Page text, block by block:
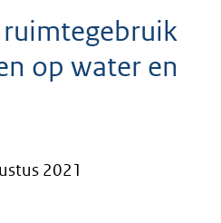
op water en
2021